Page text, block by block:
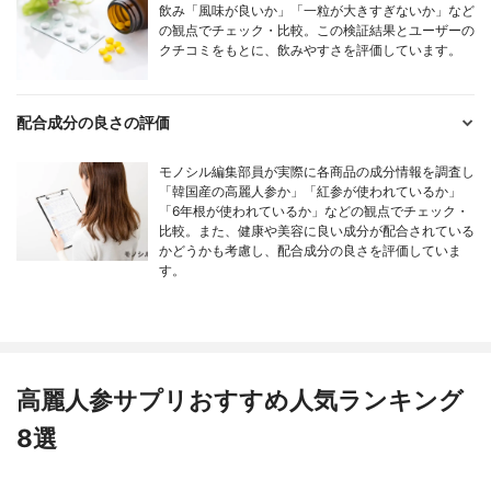
飲み「風味が良いか」「一粒が大きすぎないか」など
の観点でチェック・比較。この検証結果とユーザーの
クチコミをもとに、飲みやすさを評価しています。
配合成分の良さの評価
モノシル編集部員が実際に各商品の成分情報を調査し
「韓国産の高麗人参か」「紅参が使われているか」
「6年根が使われているか」などの観点でチェック・
比較。また、健康や美容に良い成分が配合されている
かどうかも考慮し、配合成分の良さを評価していま
す。
高麗人参サプリおすすめ人気ランキング
8選